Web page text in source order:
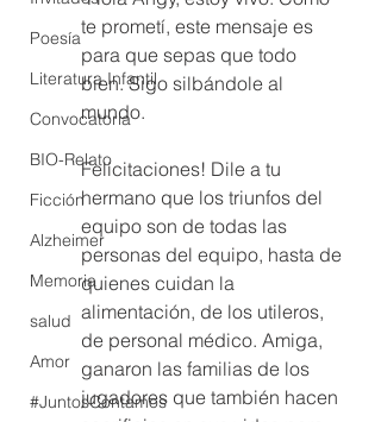
Poesía
Literatura Infantil
Convocatoria
BIO-Relato
Ficción
Alzheimer
Memoria
salud
Amor
#JuntosContamos
te prometí, este mensaje es
para que sepas que todo
bien. Sigo silbándole al
mundo.
Felicitaciones! Dile a tu
hermano que los triunfos del
equipo son de todas las
personas del equipo, hasta de
quienes cuidan la
alimentación, de los utileros,
de personal médico. Amiga,
ganaron las familias de los
jugadores que también hacen